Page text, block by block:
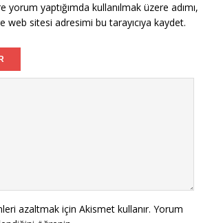
yorum yaptığımda kullanılmak üzere adımı,
web sitesi adresimi bu tarayıcıya kaydet.
azaltmak için Akismet kullanır. Yorum